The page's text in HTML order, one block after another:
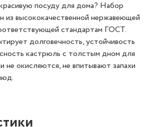
посуду для дома? Набор
из высококачественной нержавеющей
стандартам ГОСТ.
долговечность, устойчивость
кастрюль с толстым дном для
не окисляются, не впитывают запахи